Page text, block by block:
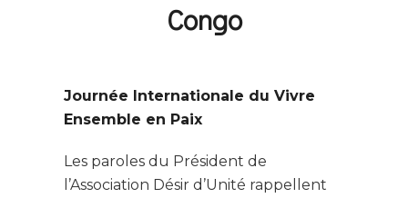
Congo
Journée Internationale du Vivre
Ensemble en Paix
Les paroles du Président de
l’Association Désir d’Unité rappellent